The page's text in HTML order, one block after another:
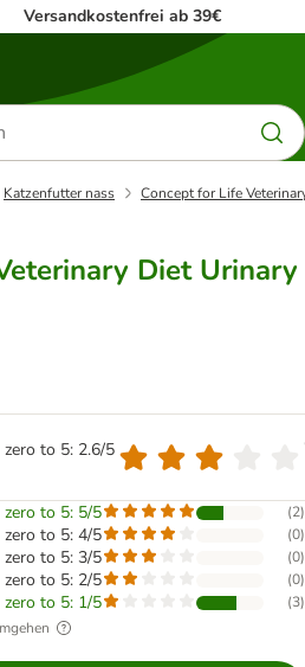
Versandkostenfrei ab 39€
Katzenfutter nass Concept for Life
Diet Urinary
to 5: 2.6/5
to 5: 5/5 (2)
to 5: 4/5 (0)
to 5: 3/5 (0)
to 5: 2/5 (0)
to 5: 1/5 (3)